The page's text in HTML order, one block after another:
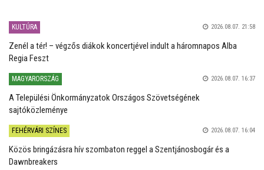
KULTÚRA 2026.08.07. 21:58
Zenél a tér! – végzős diákok koncertjével indult a háromnapos Alba
Regia Feszt
MAGYARORSZÁG 2026.08.07. 16:37
A Települési Önkormányzatok Országos Szövetségének
sajtóközleménye
FEHÉRVÁRI SZÍNES 2026.08.07. 16:04
Közös bringázásra hív szombaton reggel a Szentjánosbogár és a
Dawnbreakers